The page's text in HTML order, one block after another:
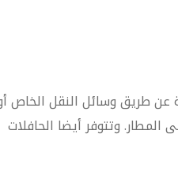
عن طريق وسائل النقل الخاص
المطار. وتتوفر أيضا الحافلات